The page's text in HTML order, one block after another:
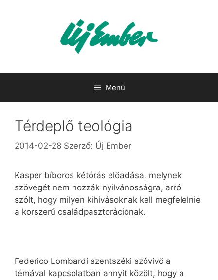
Menü
Térdeplő teológia
2014-02-28 Szerző: Új Ember
Kasper bíboros kétórás előadása, melynek
szövegét nem hozzák nyilvánosságra, arról
szólt, hogy milyen kihívásoknak kell megfelelnie
a korszerű családpasztorációnak.
Federico Lombardi szentszéki szóvivő a
témával kapcsolatban annyit közölt, hogy a